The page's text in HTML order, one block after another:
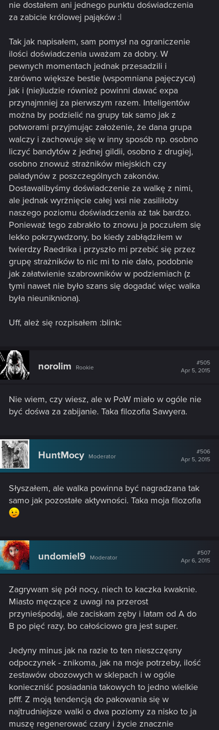
nie dostałem ani jednego punktu doświadczenia
za zabicie królowej pająków :|
Tak jak napisałem, sam pomysł na ograniczenie
ilości doświadczenia uważam za dobry. W
pewnych momentach jednak przesadzili i
zarówno większe bestie (wspomniana pajęczyca)
jak i (nie)ludzie również powinni dawać expa
przynajmniej za pierwszym razem. Inteligentów
można by podzielić na grupy tak samo jak z
potworami przyjmując założenie, że dana grupa
walczy i zachowuje się w inny sposób np. osobno
liczyć bandytów z jednej gildii, osobno z drugiej,
osobno znowuż strażników miejskich czy
paladynów z poszczególnych zakonów.
Dostawalibyśmy doświadczenie za walkę z nimi,
ale jednak wyrżnięcie całej wsi nie zasiliłoby
naszego poziomu doświadczenia aż tak bardzo.
Ponieważ tego zabrakło to znowu ja poczułem się
lekko pokrzywdzony, bo kiedy zabłądziłem w
twierdzy Raedrika i przyszło mi przebić się przez
grupę strażników to nic mi to nie dało, podobnie
jak załatwienie szabrowników w podziemiach (z
tymi nawet nie było szans się dogadać więc walka
była nieunikniona).
Uff, ależ się rozpisałem :blink:
norolim Rookie
#505
Apr 5, 2015
Nie wiem, czy wiesz, ale w PoW miało w ogóle nie
być dośwa za zabijanie. Taka filozofia Sawyera.
HuntMocy Moderator
#506
Apr 5, 2015
Słyszałem, ale walka powinna być nagradzana tak
samo jak pozostałe aktywności. Taka moja filozofia
undomiel9 Moderator
#507
Apr 6, 2015
Zagrywam się pół nocy, niech to kaczka kwaknie.
Miasto męczące z uwagi na przerost
przynieśpodaj, ale zaciskam zęby i latam od A do
B po pięć razy, bo całościowo gra jest super.
Jedyny minus jak na razie to ten nieszczęsny
odpoczynek - znikoma, jak na moje potrzeby, ilość
zestawów obozowych w sklepach i w ogóle
konieczniść posiadania takowych to jedno wielkie
pfff. Z moją tendencją do pakowania się w
najtrudniejsze walki o dwa poziomy za nisko to ja
muszę regenerować czary i życie znacznie